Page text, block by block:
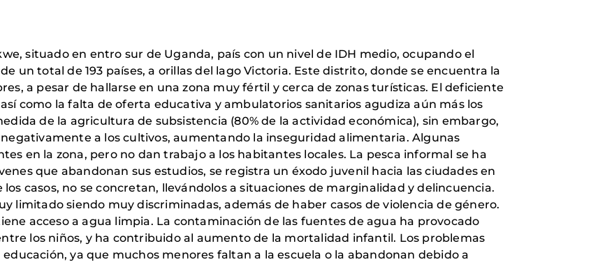
situado en entro sur de Uganda, país con un nivel de IDH medio, ocupando el
un total de 193 países, a orillas del lago Victoria. Este distrito, donde se encuentra la
a pesar de hallarse en una zona muy fértil y cerca de zonas turísticas. El deficiente
como la falta de oferta educativa y ambulatorios sanitarios agudiza aún más los
de la agricultura de subsistencia (80% de la actividad económica), sin embargo,
a los cultivos, aumentando la inseguridad alimentaria. Algunas
en la zona, pero no dan trabajo a los habitantes locales. La pesca informal se ha
que abandonan sus estudios, se registra un éxodo juvenil hacia las ciudades en
casos, no se concretan, llevándolos a situaciones de marginalidad y delincuencia.
limitado siendo muy discriminadas, además de haber casos de violencia de género.
acceso a agua limpia. La contaminación de las fuentes de agua ha provocado
los niños, y ha contribuido al aumento de la mortalidad infantil. Los problemas
ya que muchos menores faltan a la escuela o la abandonan debido a